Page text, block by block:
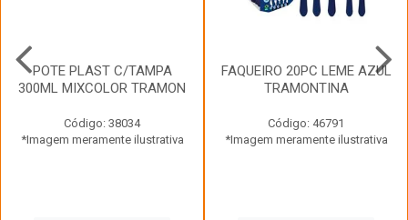
POTE PLAST C/TAMPA
300ML MIXCOLOR TRAMON
Código: 38034
*Imagem meramente ilustrativa
FAQUEIRO 20PC LEME AZUL
TRAMONTINA
Código: 46791
*Imagem meramente ilustrativa